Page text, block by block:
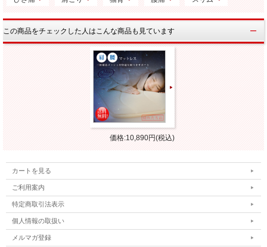
この商品をチェックした人はこんな商品も見ています
価格:10,890円(税込)
カートを見る
ご利用案内
特定商取引法表示
個人情報の取扱い
メルマガ登録